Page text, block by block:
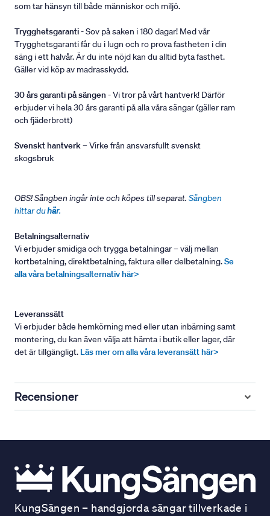
som tar hänsyn till både människor och miljö.
Trygghetsgaranti- Sov på saken i 180 dagar! Med vår
Trygghetsgaranti får du i lugn och ro prova fastheten i din
säng i ett halvår. Är du inte nöjd kan du alltid byta fasthet.
Gäller vid köp av madrasskydd.
30 års garanti på sängen - Vi tror på vårt hantverk! Därför
erbjuder vi hela 30 års garanti på alla våra sängar (gäller ram
och fjäderbrott)
Svenskt hantverk– Virke från ansvarsfullt svenskt
skogsbruk
OBS! Sängben ingår inte och köpes till separat. Sängben
hittar duhär.
Betalningsalternativ
Vi erbjuder smidiga och trygga betalningar – välj mellan
kortbetalning, direktbetalning, faktura eller delbetalning.Se
alla våra betalningsalternativ här>
Leveranssätt
Vi erbjuder både hemkörning med eller utan inbärning samt
montering, du kan även välja att hämta i butik eller lager, där
det är tillgängligt. Läs mer om alla våra leveransätt här>
Recensioner
KungSängen – handgjorda sängar tillverkade i